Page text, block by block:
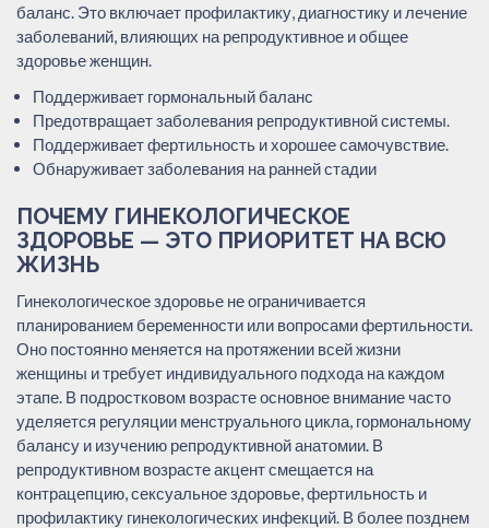
баланс. Это включает профилактику, диагностику и лечение
заболеваний, влияющих на репродуктивное и общее
здоровье женщин.
Поддерживает гормональный баланс
Предотвращает заболевания репродуктивной системы.
Поддерживает фертильность и хорошее самочувствие.
Обнаруживает заболевания на ранней стадии
ПОЧЕМУ ГИНЕКОЛОГИЧЕСКОЕ
ЗДОРОВЬЕ — ЭТО ПРИОРИТЕТ НА ВСЮ
ЖИЗНЬ
Гинекологическое здоровье не ограничивается
планированием беременности или вопросами фертильности.
Оно постоянно меняется на протяжении всей жизни
женщины и требует индивидуального подхода на каждом
этапе. В подростковом возрасте основное внимание часто
уделяется регуляции менструального цикла, гормональному
балансу и изучению репродуктивной анатомии. В
репродуктивном возрасте акцент смещается на
контрацепцию, сексуальное здоровье, фертильность и
профилактику гинекологических инфекций. В более позднем